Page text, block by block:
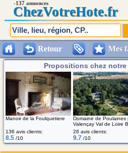
Propositions chez notre
Manoir de la Foulquetiere
Domaine de Poulaines
Valençay Val de Loire
136 avis clients:
8.5 /10
26 avis clients:
9.7 /10
Retour Mes
-137 annonces
ChezVotreHote.fr